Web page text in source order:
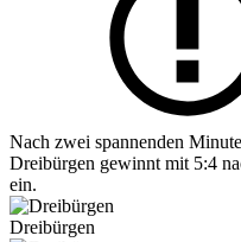
Nach zwei spannenden
Dreibürgen gewinnt mit 5:4
ein.
Dreibürgen